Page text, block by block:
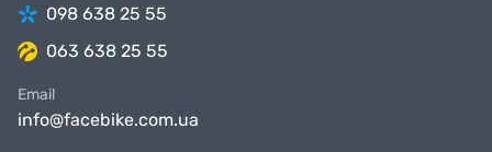
098 638 25 55
063 638 25 55
Email
info@facebike.com.ua